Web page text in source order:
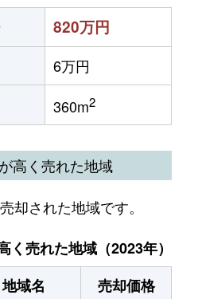
820万円
6万円
360m2
高く売れた地域
却された地域です。
く売れた地域（2023年）
地域名
売却価格